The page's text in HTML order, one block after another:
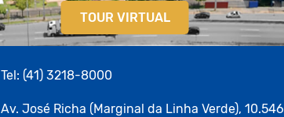
TOUR VIRTUAL
Tel: (41) 3218-8000
Av. José Richa (Marginal da Linha Verde), 10.546